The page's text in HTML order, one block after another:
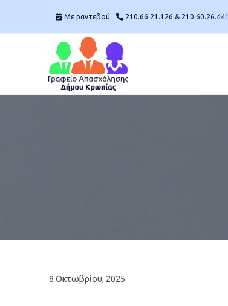
Mε ραντεβού 210.66.21.126 & 210.60.26.441
Post
8 Οκτωβρίου, 2025